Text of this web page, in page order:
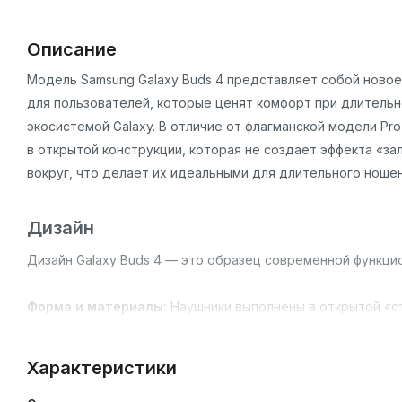
Описание
Модель Samsung Galaxy Buds 4 представляет собой
для пользователей, которые ценят комфорт при
экосистемой Galaxy. В отличие от флагманской модели
в открытой конструкции, которая не создает эффекта
вокруг, что делает их идеальными для длительного
Дизайн
Дизайн Galaxy Buds 4 — это образец современной
Форма и материалы: Наушники выполнены в открытой
наушник весит всего 4.6 грамма, что делает их
Характеристики